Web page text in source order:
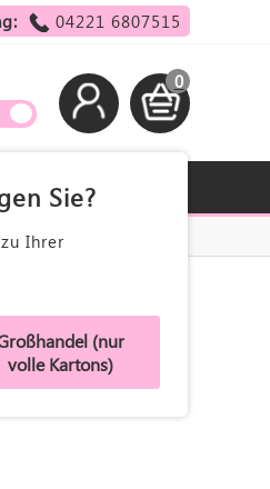
04221 6807515
Sie?
Ihrer
(nur
volle Kartons)
0
um sich wieder